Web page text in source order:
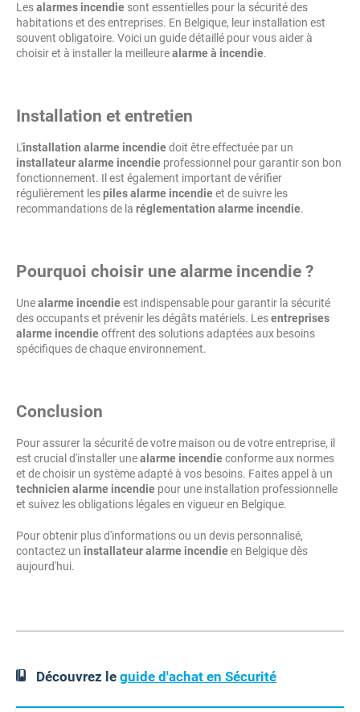
Lesalarmes incendie sont essentielles pour la sécurité des
habitations et des entreprises. En Belgique, leur installation est
souvent obligatoire. Voici un guide détaillé pour vous aider à
choisir et à installer la meilleurealarme à incendie.
Installation et entretien
L'installation alarme incendiedoit être effectuée par un
installateur alarme incendie professionnel pour garantir son bon
fonctionnement. Il est également important de vérifier
régulièrement lespiles alarme incendieet de suivre les
recommandations de la réglementation alarme incendie.
Pourquoi choisir une alarme incendie ?
Unealarme incendieest indispensable pour garantir la sécurité
des occupants et prévenir les dégâts matériels. Lesentreprises
alarme incendieoffrent des solutions adaptées aux besoins
spécifiques de chaque environnement.
Conclusion
Pour assurer la sécurité de votre maison ou de votre entreprise, il
est crucial d'installer unealarme incendieconforme aux normes
et de choisir un système adapté à vos besoins. Faites appel à un
technicien alarme incendie pour une installation professionnelle
et suivez les obligations légales en vigueur en Belgique.
Pour obtenir plus d'informations ou un devis personnalisé,
contactez un installateur alarme incendieen Belgique dès
aujourd'hui.
Découvrez leguide d'achat en Sécurité